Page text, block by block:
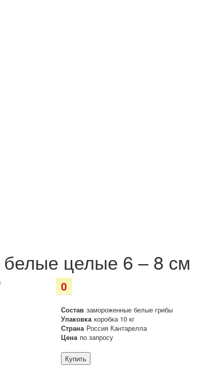
целые 6 – 8 см
0
Состав замороженные белые грибы
Упаковка коробка 10 кг
Страна Россия Кантарелла
Цена по запросу
Купить